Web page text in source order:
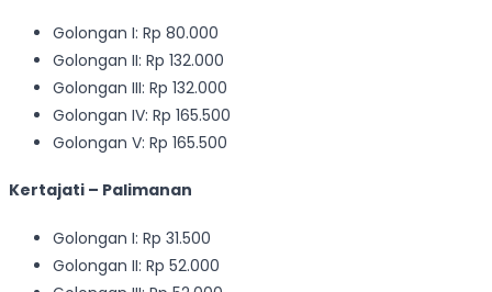
Golongan I: Rp 80.000
Golongan II: Rp 132.000
Golongan III: Rp 132.000
Golongan IV: Rp 165.500
Golongan V: Rp 165.500
Kertajati – Palimanan
Golongan I: Rp 31.500
Golongan II: Rp 52.000